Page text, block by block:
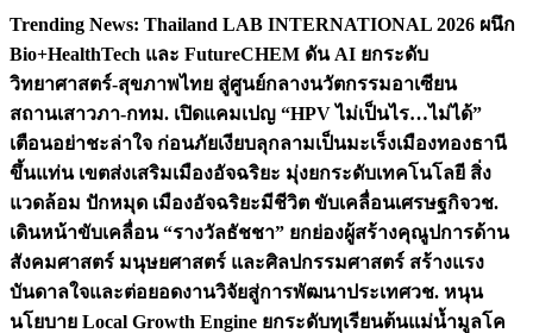
Skip
content
Trending News: Thailand LAB INTERNATIONAL 2026 ผนึก
Bio+HealthTech และ FutureCHEM ดัน AI ยกระดับ
วิทยาศาสตร์-สุขภาพไทย สู่ศูนย์กลางนวัตกรรมอาเซียน
สถานเสาวภา-กทม. เปิดแคมเปญ “HPV ไม่เป็นไร…ไม่ได้”
เตือนอย่าชะล่าใจ ก่อนภัยเงียบลุกลามเป็นมะเร็งเมืองทองธานี
ขึ้นแท่น เขตส่งเสริมเมืองอัจฉริยะ มุ่งยกระดับเทคโนโลยี สิ่ง
แวดล้อม ปักหมุด เมืองอัจฉริยะมีชีวิต ขับเคลื่อนเศรษฐกิจวช.
เดินหน้าขับเคลื่อน “รางวัลธัชชา” ยกย่องผู้สร้างคุณูปการด้าน
สังคมศาสตร์ มนุษยศาสตร์ และศิลปกรรมศาสตร์ สร้างแรง
บันดาลใจและต่อยอดงานวิจัยสู่การพัฒนาประเทศวช. หนุน
นโยบาย Local Growth Engine ยกระดับทุเรียนต้นแม่น้ำมูลโค